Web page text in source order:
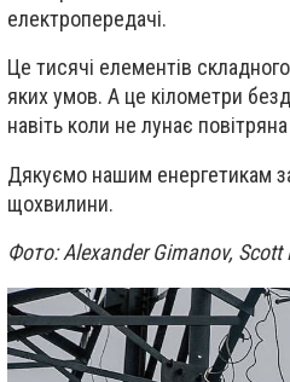
електропередачі.
Це тисячі елементів
яких умов. А це кілометри
навіть коли не лунає
Дякуємо нашим енергетикам
щохвилини.
Фото: Alexander Gimanov, Scott